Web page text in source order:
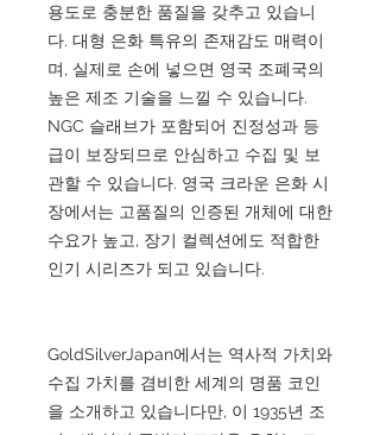
용도로 충분한 품질을 갖추고 있습니
다. 대형 은화 특유의 존재감도 매력이
며, 실제로 손에 넣으면 영국 조폐국의
높은 제조 기술을 느낄 수 있습니다.
NGC 슬래브가 포함되어 진정성과 등
급이 보장되므로 안심하고 수집 및 보
관할 수 있습니다. 영국 크라운 은화 시
장에서는 고품질의 인증된 개체에 대한
수요가 높고, 장기 컬렉션에도 적합한
인기 시리즈가 되고 있습니다.
GoldSilverJapan에서는 역사적 가치와
수집 가치를 겸비한 세계의 명품 코인
을 소개하고 있습니다만, 이 1935년 조